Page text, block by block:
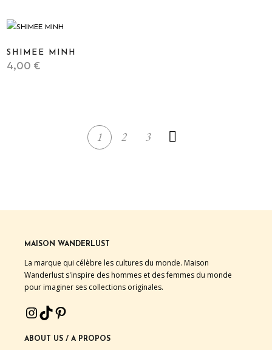
SHIMEE MINH
4,00 €
1 2 3
MAISON WANDERLUST
La marque qui célèbre les cultures du monde. Maison
Wanderlust s'inspire des hommes et des femmes du monde
pour imaginer ses collections originales.
INSTAGRAM
TIKTOK
PINTEREST
ABOUT US / A PROPOS